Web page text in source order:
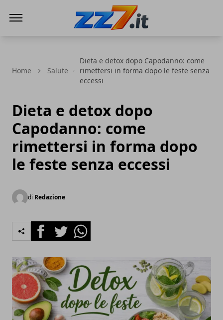
Home Salute
Dieta e detox dopo Capodanno: come
rimettersi in forma dopo le feste senza
eccessi
Dieta e detox dopo
Capodanno: come
rimettersi in forma dopo
le feste senza eccessi
di Redazione
FacebookTwitterWhatsapp